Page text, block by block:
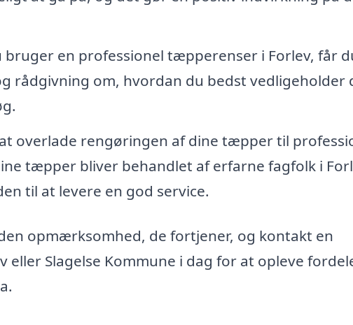
bruger en professionel tæpperenser i Forlev, får
rådgivning om, hvordan du bedst vedligeholder
overlade rengøringen af dine tæpper til
tæpper bliver behandlet af erfarne fagfolk i
til at levere en god service.
opmærksomhed, de fortjener, og kontakt en
Slagelse Kommune i dag for at opleve